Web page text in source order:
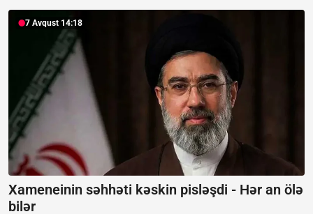
7 Avqust 14:18
Xameneinin səhhəti kəskin pisləşdi - Hər an ölə
bilər